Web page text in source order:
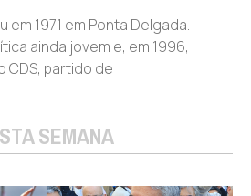
1971 em Ponta Delgada.
ainda jovem e, em 1996,
CDS, partido de
SEMANA